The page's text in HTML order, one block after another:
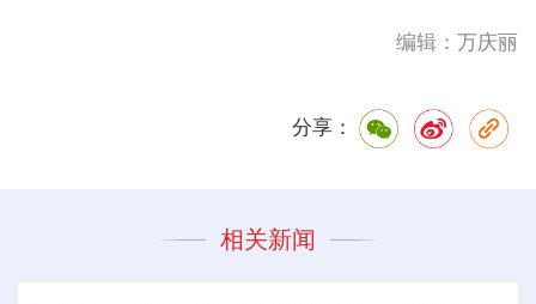
编辑：万庆丽
分享：
相关新闻